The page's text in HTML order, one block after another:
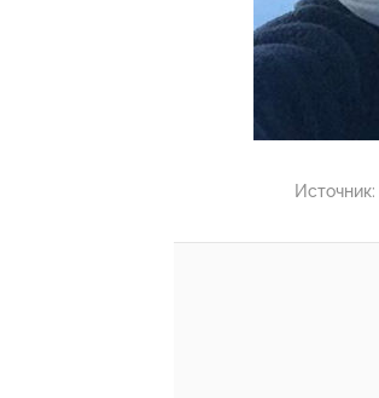
Источник: